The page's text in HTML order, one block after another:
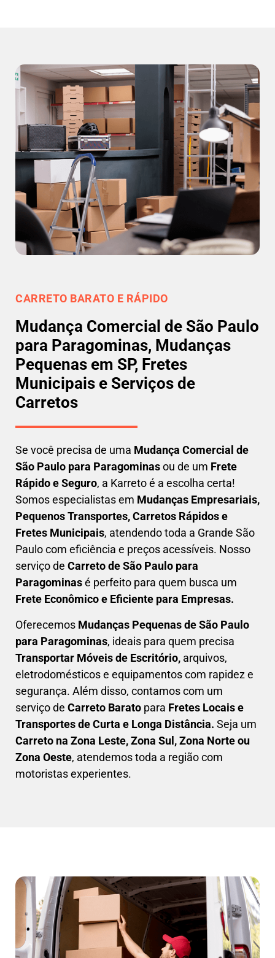
CARRETO BARATO E RÁPIDO
Mudança Comercial de São Paulo
para Paragominas, Mudanças
Pequenas em SP, Fretes
Municipais e Serviços de
Carretos
Se você precisa de uma Mudança Comercial de
São Paulo para Paragominasou de um Frete
Rápido e Seguro, a Karreto é a escolha certa!
Somos especialistas em Mudanças Empresariais,
Pequenos Transportes, Carretos Rápidos e
Fretes Municipais, atendendo toda a Grande São
Paulo com eficiência e preços acessíveis. Nosso
serviço de Carretode São Paulo para
Paragominasé perfeito para quem busca um
Frete Econômico e Eficiente para Empresas.
Oferecemos Mudanças Pequenasde São Paulo
para Paragominas, ideais para quem precisa
Transportar Móveis de Escritório, arquivos,
eletrodomésticos e equipamentos com rapidez e
segurança. Além disso, contamos com um
serviço de Carreto Barato para Fretes Locais e
Transportes de Curta e Longa Distância. Seja um
Carreto na Zona Leste, Zona Sul, Zona Norte ou
Zona Oeste, atendemos toda a região com
motoristas experientes.